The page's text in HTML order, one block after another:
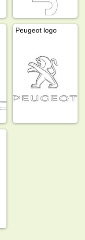
Peugeot logo